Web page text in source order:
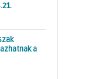
a